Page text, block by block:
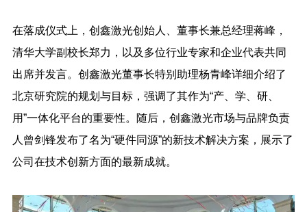
在落成仪式上，创鑫激光创始人、董事长兼总经理蒋峰，
清华大学副校长郑力，以及多位行业专家和企业代表共同
出席并发言。创鑫激光董事长特别助理杨青峰详细介绍了
北京研究院的规划与目标，强调了其作为“产、学、研、
用”一体化平台的重要性。随后，创鑫激光市场与品牌负责
人曾剑锋发布了名为“硬件同源”的新技术解决方案，展示了
公司在技术创新方面的最新成就。